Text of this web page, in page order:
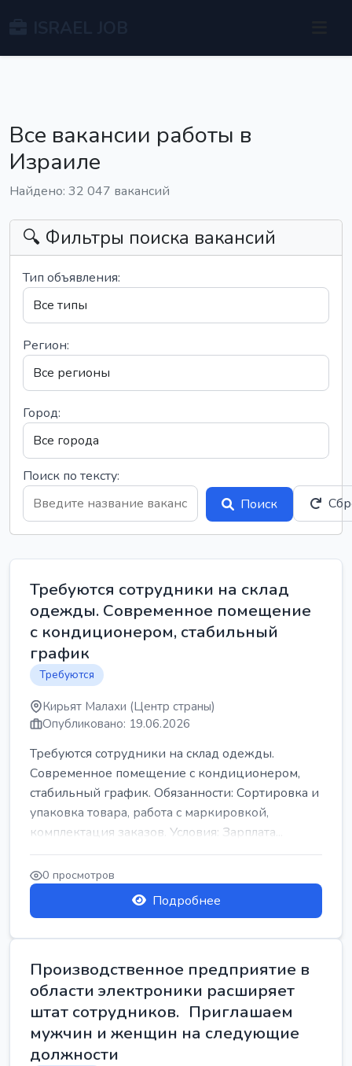
Все вакансии работы в
Израиле
Найдено: 32 047 вакансий
🔍 Фильтры поиска вакансий
Тип объявления:
Регион:
Город:
Поиск по тексту:
Поиск
Требуются сотрудники на склад
одежды. Современное помещение
с кондиционером, стабильный
график
Требуются
Кирьят Малахи (Центр страны)
Опубликовано: 19.06.2026
Требуются сотрудники на склад одежды.
Современное помещение с кондиционером,
стабильный график. Обязанности: Сортировка и
упаковка товара, работа с маркировкой,
комплектация заказов. Условия: Зарплата...
0 просмотров
Подробнее
Производственное предприятие в
области электроники расширяет
штат сотрудников. Приглашаем
мужчин и женщин на следующие
должности